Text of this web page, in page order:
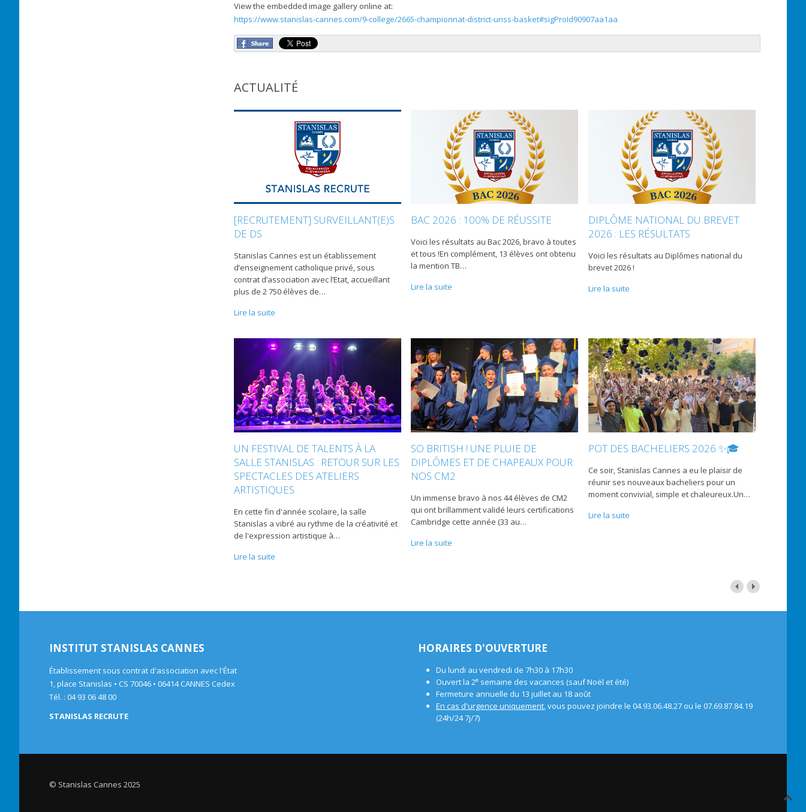
View the embedded image gallery online at:
https://www.stanislas-cannes.com/9-college/2665-championnat-district-unss-basket#sigProId90907aa1aa
ACTUALITÉ
[RECRUTEMENT] SURVEILLANT(E)S
DE DS
Stanislas Cannes est un établissement
d’enseignement catholique privé, sous
contrat d’association avec l’Etat, accueillant
plus de 2 750 élèves de…
Lire la suite
BAC 2026 : 100% DE RÉUSSITE
Voici les résultats au Bac 2026, bravo à toutes
et tous !En complément, 13 élèves ont obtenu
la mention TB…
Lire la suite
DIPLÔME NATIONAL DU BREVET
2026 : LES RÉSULTATS
Voici les résultats au Diplômes national du
brevet 2026 !
Lire la suite
UN FESTIVAL DE TALENTS À LA
SALLE STANISLAS : RETOUR SUR LES
SPECTACLES DES ATELIERS
ARTISTIQUES
En cette fin d'année scolaire, la salle
Stanislas a vibré au rythme de la créativité et
de l'expression artistique à…
Lire la suite
SO BRITISH ! UNE PLUIE DE
DIPLÔMES ET DE CHAPEAUX POUR
NOS CM2
Un immense bravo à nos 44 élèves de CM2
qui ont brillamment validé leurs certifications
Cambridge cette année (33 au…
Lire la suite
POT DES BACHELIERS 2026 ✨🎓
Ce soir, Stanislas Cannes a eu le plaisir de
réunir ses nouveaux bacheliers pour un
moment convivial, simple et chaleureux.Un…
Lire la suite
INSTITUT STANISLAS CANNES
Établissement sous contrat d'association avec l'État
1, place Stanislas • CS 70046 • 06414 CANNES Cedex
Tél. : 04 93 06 48 00
STANISLAS RECRUTE
HORAIRES D'OUVERTURE
Du lundi au vendredi de 7h30 à 17h30
Ouvert la 2e semaine des vacances (sauf Noël et été)
Fermeture annuelle du 13 juillet au 18 août
En cas d'urgence uniquement , vous pouvez joindre le 04.93.06.48.27 ou le 07.69.87.84.19
(24h/24 7j/7)
© Stanislas Cannes 2025